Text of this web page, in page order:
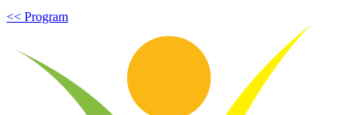
<< Program